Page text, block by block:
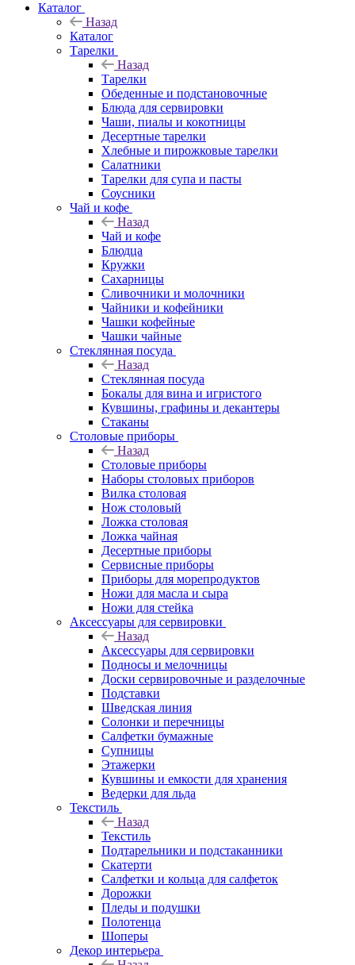
Каталог
Назад
Каталог
Тарелки
Назад
Тарелки
Обеденные и подстановочные
Блюда для сервировки
Чаши, пиалы и кокотницы
Десертные тарелки
Хлебные и пирожковые тарелки
Салатники
Тарелки для супа и пасты
Соусники
Чай и кофе
Назад
Чай и кофе
Блюдца
Кружки
Сахарницы
Сливочники и молочники
Чайники и кофейники
Чашки кофейные
Чашки чайные
Стеклянная посуда
Назад
Стеклянная посуда
Бокалы для вина и игристого
Кувшины, графины и декантеры
Стаканы
Столовые приборы
Назад
Столовые приборы
Наборы столовых приборов
Вилка столовая
Нож столовый
Ложка столовая
Ложка чайная
Десертные приборы
Сервисные приборы
Приборы для морепродуктов
Ножи для масла и сыра
Ножи для стейка
Аксессуары для сервировки
Назад
Аксессуары для сервировки
Подносы и мелочницы
Доски сервировочные и разделочные
Подставки
Шведская линия
Солонки и перечницы
Салфетки бумажные
Супницы
Этажерки
Кувшины и емкости для хранения
Ведерки для льда
Текстиль
Назад
Текстиль
Подтарельники и подстаканники
Скатерти
Салфетки и кольца для салфеток
Дорожки
Пледы и подушки
Полотенца
Шоперы
Декор интерьера